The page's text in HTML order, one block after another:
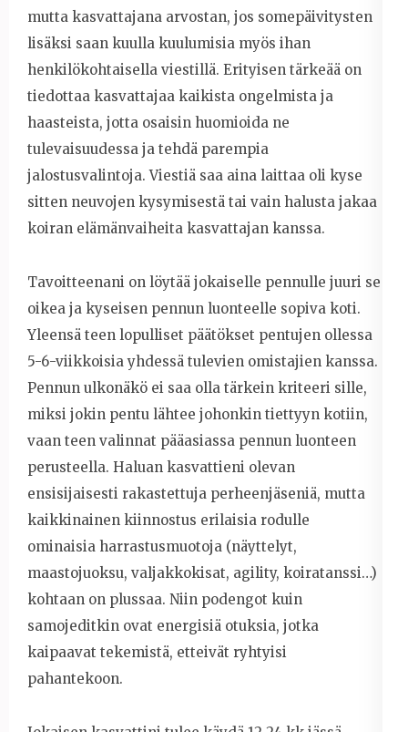
mutta kasvattajana arvostan, jos somepäivitysten
lisäksi saan kuulla kuulumisia myös ihan
henkilökohtaisella viestillä. Erityisen tärkeää on
tiedottaa kasvattajaa kaikista ongelmista ja
haasteista, jotta osaisin huomioida ne
tulevaisuudessa ja tehdä parempia
jalostusvalintoja. Viestiä saa aina laittaa oli kyse
sitten neuvojen kysymisestä tai vain halusta jakaa
koiran elämänvaiheita kasvattajan kanssa.
Tavoitteenani on löytää jokaiselle pennulle juuri se
oikea ja kyseisen pennun luonteelle sopiva koti.
Yleensä teen lopulliset päätökset pentujen ollessa
5-6-viikkoisia yhdessä tulevien omistajien kanssa.
Pennun ulkonäkö ei saa olla tärkein kriteeri sille,
miksi jokin pentu lähtee johonkin tiettyyn kotiin,
vaan teen valinnat pääasiassa pennun luonteen
perusteella. Haluan kasvattieni olevan
ensisijaisesti rakastettuja perheenjäseniä, mutta
kaikkinainen kiinnostus erilaisia rodulle
ominaisia harrastusmuotoja (näyttelyt,
maastojuoksu, valjakkokisat, agility, koiratanssi…)
kohtaan on plussaa. Niin podengot kuin
samojeditkin ovat energisiä otuksia, jotka
kaipaavat tekemistä, etteivät ryhtyisi
pahantekoon.